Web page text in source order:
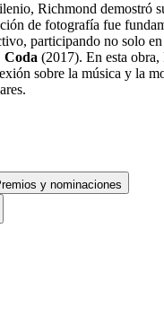
Richmond demostró
de fotografía fue
participando no solo
Coda (2017). En esta
sobre la música y la
y nominaciones